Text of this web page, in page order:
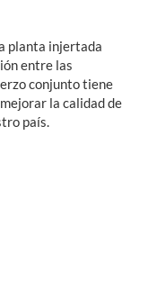
planta injertada
entre las
conjunto tiene
la calidad de
país.